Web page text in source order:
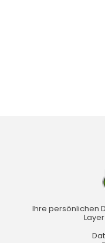
Ihre persönlichen